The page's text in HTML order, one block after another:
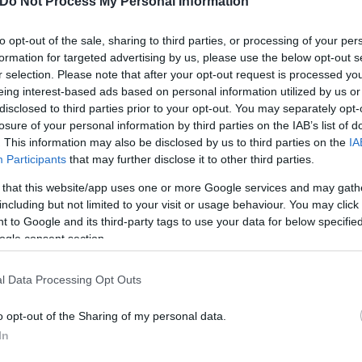
opt-out of the sale, sharing to third parties, or processing of your
for targeted advertising by us, please use the below opt-out
selection. Please note that after your opt-out request is processed
interest-based ads based on personal information utilized by us
to third parties prior to your opt-out. You may separately
of your personal information by third parties on the IAB’s list of
This information may also be disclosed by us to third parties on the
Participants that may further disclose it to other third parties.
that this website/app uses one or more Google services and may
but not limited to your visit or usage behaviour. You may
to Google and its third-party tags to use your data for below
consent section.
Data Processing Opt Outs
opt-out of the Sharing of my personal data.
αναμνηστικό, ιδανικό για όσους
της παραδεισένιας γωνιάς, σφραγισμένης σε
το όποτε χρειάζεστε μια στιγμή απόδρασης,